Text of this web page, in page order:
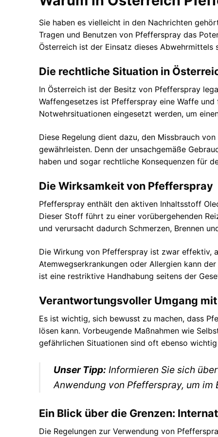
Sie haben es vielleicht in den Nachrichten
Tragen und Benutzen von Pfefferspray das
Österreich ist der Einsatz dieses
Die rechtliche Situation in
In Österreich ist der Besitz von Pfefferspray
Waffengesetzes ist Pfefferspray eine Waffe
Notwehrsituationen eingesetzt werden, um
Diese Regelung dient dazu, den Missbrauch
gewährleisten. Denn der unsachgemäße
haben und sogar rechtliche Konsequenzen für
Die Wirksamkeit von Pfefferspray
Pfefferspray enthält den aktiven Inhaltsstoff
Dieser Stoff führt zu einer vorübergehenden
und verursacht dadurch Schmerzen, Brennen
Die Wirkung von Pfefferspray ist zwar effektiv,
Atemwegserkrankungen oder Allergien kann
ist eine restriktive Handhabung seitens der
Verantwortungsvoller Umgang
Es ist wichtig, sich bewusst zu machen, dass
lösen kann. Vorbeugende Maßnahmen wie
gefährlichen Situationen sind oft ebenso
Unser Tipp: Informieren Sie sich
Anwendung von Pfefferspray, um im
Ein Blick über die Grenzen:
Die Regelungen zur Verwendung von